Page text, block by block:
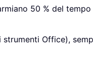
50 % del
Office),